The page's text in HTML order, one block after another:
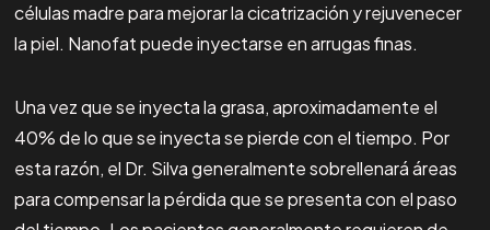
células madre para mejorar la cicatrización y rejuvenecer
la piel. Nanofat puede inyectarse en arrugas finas.
Una vez que se inyecta la grasa, aproximadamente el
40% de lo que se inyecta se pierde con el tiempo. Por
esta razón, el Dr. Silva generalmente sobrellenará áreas
para compensar la pérdida que se presenta con el paso